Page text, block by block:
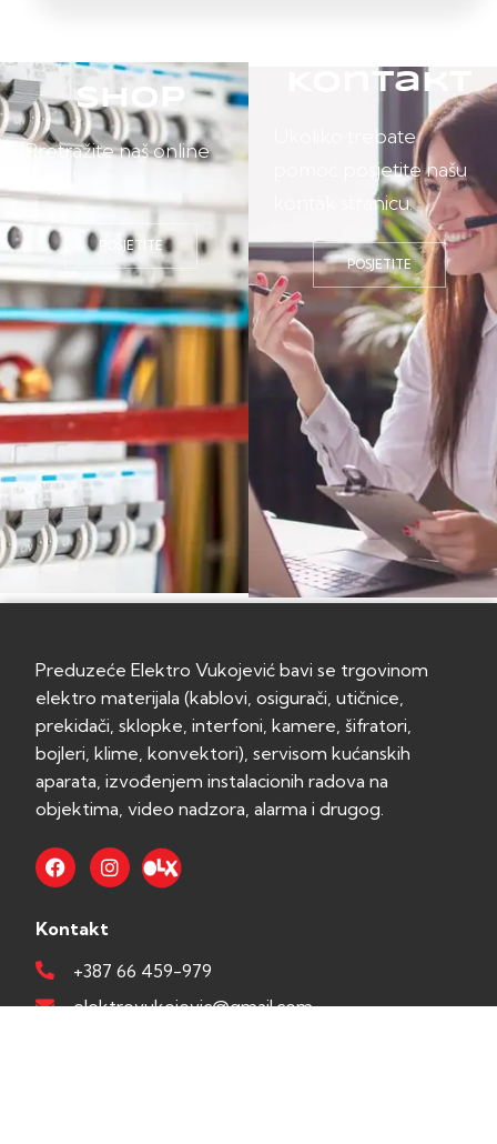
Shop
Pretražite naš online
POSJETITE
Kontakt
Ukoliko trebate
pomoć posjetite našu
kontak stranicu.
POSJETITE
Preduzeće Elektro Vukojević bavi se trgovinom
elektro materijala (kablovi, osigurači, utičnice,
prekidači, sklopke, interfoni, kamere, šifratori,
bojleri, klime, konvektori), servisom kućanskih
aparata, izvođenjem instalacionih radova na
objektima, video nadzora, alarma i drugog.
Kontakt
+387 66 459-979
elektrovukojevic@gmail.com